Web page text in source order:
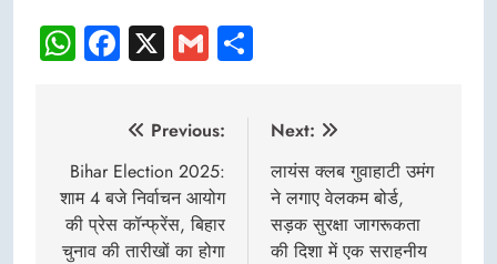
WhatsApp
Facebook
X Gmail
navigation
Previous:
Bihar Election 2025:
शाम 4 बजे निर्वाचन आयोग
की प्रेस कॉन्फ्रेंस, बिहार
चुनाव की तारीखों का होगा
Next:
लायंस क्लब गुवाहाटी उमंग
ने लगाए वेलकम बोर्ड,
सड़क सुरक्षा जागरूकता
की दिशा में एक सराहनीय